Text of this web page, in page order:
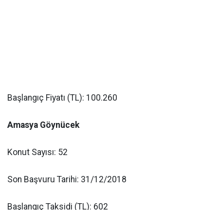
Başlangıç Fiyatı (TL): 100.260
Amasya Göynücek
Konut Sayısı: 52
Son Başvuru Tarihi: 31/12/2018
Başlangıç Taksidi (TL): 602